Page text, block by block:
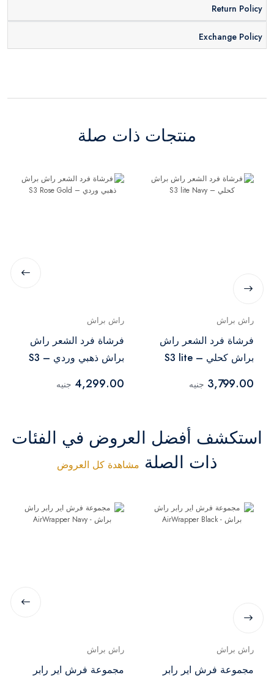
Return Policy
Exchange Policy
منتجات ذات صلة
راش براش
فرشاة فرد الشعر راش
براش كحلي – S3 lite
3,799.00 جنيه
راش براش
فرشاة فرد الشعر راش
براش ذهبي وردي – S3
4,299.00 جنيه
استكشف أفضل العروض في الفئات
ذات الصلة مشاهدة كل العروض
راش براش
مجموعة فرش اير رابر
راش براش
مجموعة فرش اير رابر